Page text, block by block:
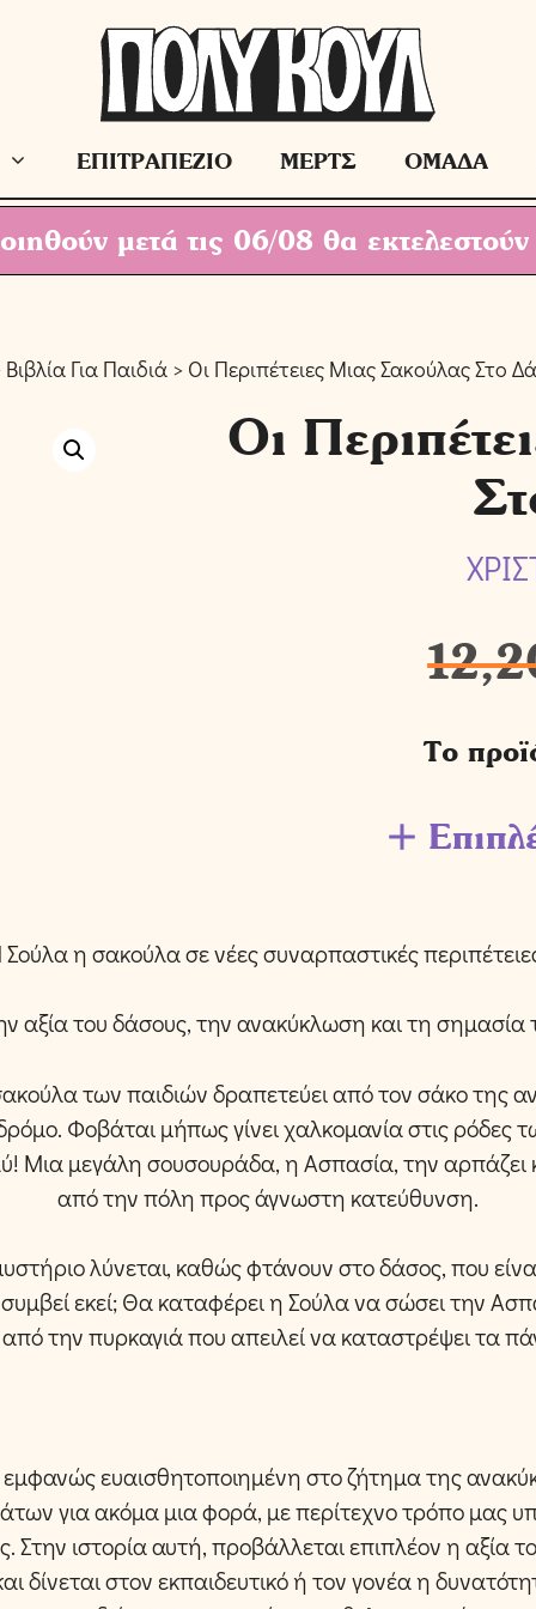
ΕΠΙΤΡΑΠΕΖΙΟ ΜΕΡΤΣ ΟΜΑΔΑ
μετά τις 06/08 θα
Βιβλία Για Παιδιά> Οι Περιπέτειες Μιας Σακούλας Στο
Οι
Το
η σακούλα σε νέες συναρπαστικές
αξία του δάσους, την ανακύκλωση και τη σημασία
των παιδιών δραπετεύει από τον σάκο της
Φοβάται μήπως γίνει χαλκομανία στις ρόδες
Μια μεγάλη σουσουράδα, η Ασπασία, την αρπάζει
από την πόλη προς άγνωστη κατεύθυνση.
λύνεται, καθώς φτάνουν στο δάσος, που
εκεί; Θα καταφέρει η Σούλα να σώσει την
την πυρκαγιά που απειλεί να καταστρέψει τα
ευαισθητοποιημένη στο ζήτημα της
για ακόμα μια φορά, με περίτεχνο τρόπο μας
Στην ιστορία αυτή, προβάλλεται επιπλέον η αξία
δίνεται στον εκπαιδευτικό ή τον γονέα η